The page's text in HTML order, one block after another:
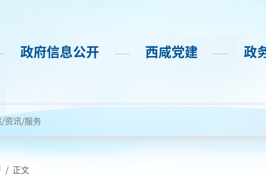
政府信息公开 —— 西咸党建 —— 政
/ 正文